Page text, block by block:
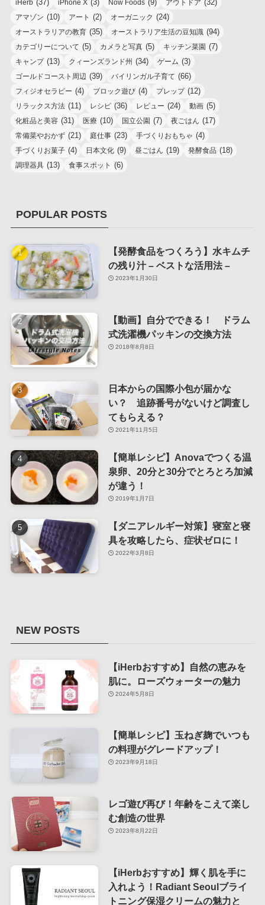
iHerb (37) iPhone X (3) Now Foods (9) アウトドア (32)
アマゾン (10) アート (2) オーガニック (24)
オーストラリアの教育 (35) オーストラリア生活の豆知識 (94)
カテゴリーについて (5) カメラと写真 (5) キッチン菜園 (7)
キャンプ(13) クィーンズランド州 (34) ゲーム (3)
ゴールドコースト周辺 (39) バイリンガル子育て (66)
フィジオセラピー (4) ブロック遊び (4) プレップ(12)
リラックス方法 (11) レシピ (36) レビュー (24) 動画 (5)
化粧品と美容 (31) 医療 (10) 国立公園 (7) 夜ごはん (17)
常備菜やおかず (21) 庭仕事 (23) 手づくりおもちゃ (4)
手づくりお菓子 (4) 日本文化 (9) 昼ごはん (19) 発酵食品 (18)
調理器具 (13) 食事スポット (6)
POPULAR POSTS
【発酵食品をつくろう】水キムチ
の残り汁 – ベストな活用法 –
2023年1月30日
【動画】自分でできる！ ドラム
式洗濯機パッキンの交換方法
2018年8月8日
日本からの国際小包が届かな
い？ 追跡番号がないけど調査し
てもらえる？
2021年11月5日
【簡単レシピ】Anovaでつくる温
泉卵、20分と30分でとろとろ加減
が違う！
2019年1月7日
【ダニアレルギー対策】寝室と寝
具を攻略したら、症状ゼロに！
2022年3月8日
NEW POSTS
【iHerbおすすめ】自然の恵みを
肌に。ローズウォーターの魅力
2024年5月8日
【簡単レシピ】玉ねぎ麹でいつも
の料理がグレードアップ！
2023年9月18日
レゴ遊び再び！年齢をこえて楽し
む創造の世界
2023年8月22日
【iHerbおすすめ】輝く肌を手に
入れよう！Radiant Seoulブライ
トニング保湿クリームの魅力と